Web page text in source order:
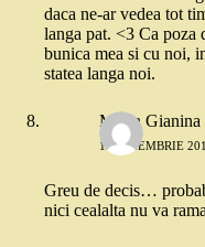
daca ne-ar vedea tot
langa pat. <3 Ca poza
bunica mea si cu noi,
statea langa noi.
Marin Gianina
13 NOIEMBRIE
Greu de decis…
nici cealalta nu va